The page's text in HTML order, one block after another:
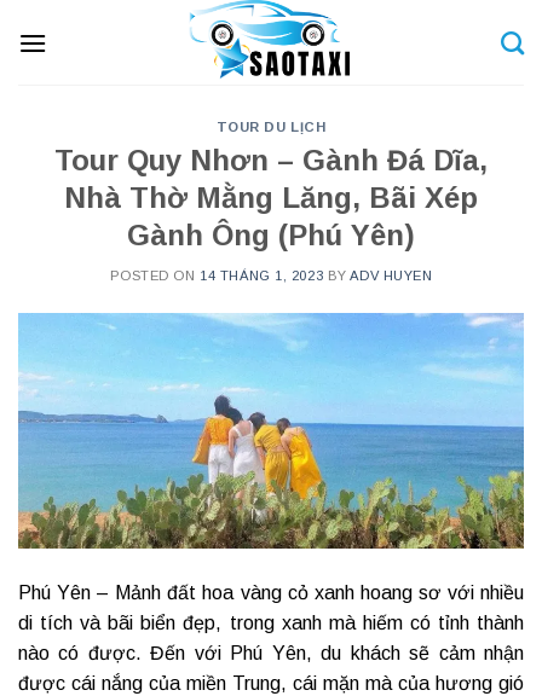
TOUR DU LỊCH
Tour Quy Nhơn – Gành Đá Dĩa,
Nhà Thờ Mằng Lăng, Bãi Xép
Gành Ông (Phú Yên)
POSTED ON 14 THÁNG 1, 2023 BYADV HUYEN
Phú Yên – Mảnh đất hoa vàng cỏ xanh hoang sơ với nhiều
di tích và bãi biển đẹp, trong xanh mà hiếm có tỉnh thành
nào có được. Đến với Phú Yên, du khách sẽ cảm nhận
được cái nắng của miền Trung, cái mặn mà của hương gió